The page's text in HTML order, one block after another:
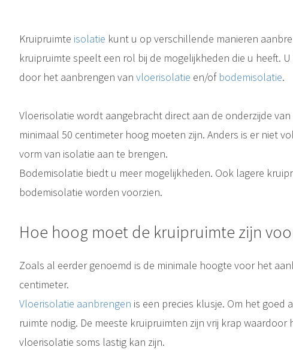
Kruipruimte isolatie kunt u op verschillende manieren
kruipruimte speelt een rol bij de mogelijkheden die u heeft.
door het aanbrengen van vloerisolatie en/of bodemisolatie.
Vloerisolatie wordt aangebracht direct aan de onderzijde
minimaal 50 centimeter hoog moeten zijn. Anders is er niet
vorm van isolatie aan te brengen.
Bodemisolatie biedt u meer mogelijkheden. Ook lagere
bodemisolatie worden voorzien.
Hoe hoog moet de kruipruimte zijn
Zoals al eerder genoemd is de minimale hoogte voor het
centimeter.
Vloerisolatie aanbrengen is een precies klusje. Om het goed
ruimte nodig. De meeste kruipruimten zijn vrij krap waardoor
vloerisolatie soms lastig kan zijn.